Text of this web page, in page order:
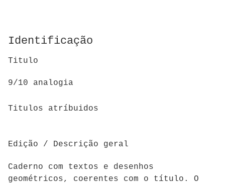
Identificação
Titulo
9/10 analogia
Titulos atríbuidos
Edição / Descrição geral
Caderno com textos e desenhos
geométricos, coerentes com o título. O